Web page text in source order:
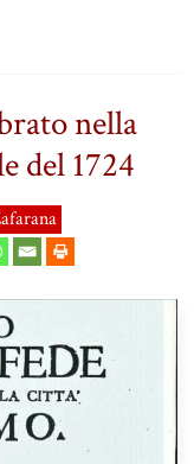
nella
del 1724